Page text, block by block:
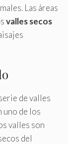
Las áreas
valles secos
de valles
uno de los
valles son
del